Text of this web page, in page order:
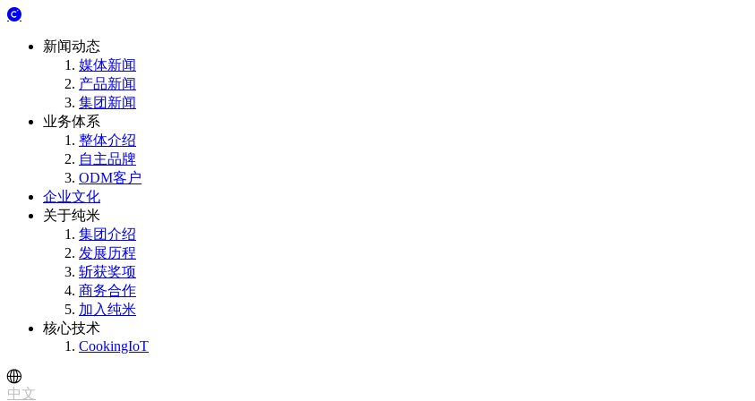
新闻动态
媒体新闻
产品新闻
集团新闻
业务体系
整体介绍
自主品牌
ODM客户
企业文化
关于纯米
集团介绍
发展历程
斩获奖项
商务合作
加入纯米
核心技术
CookingIoT
中文